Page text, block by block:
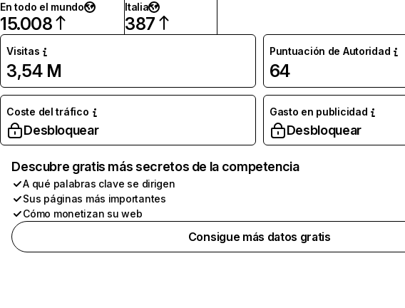
En todo el mundo
15.008
Italia
387
Visitas
3,54 M
Puntuación de Autoridad
64
Coste del tráfico
Desbloquear
Gasto en publicidad
Desbloquear
Descubre gratis más secretos de la competencia
A qué palabras clave se dirigen
Sus páginas más importantes
Cómo monetizan su web
Consigue más datos gratis